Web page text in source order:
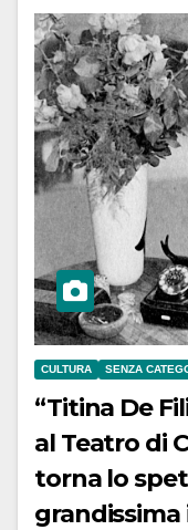
CULTURA SENZA
“Titina De
al Teatro di
torna lo